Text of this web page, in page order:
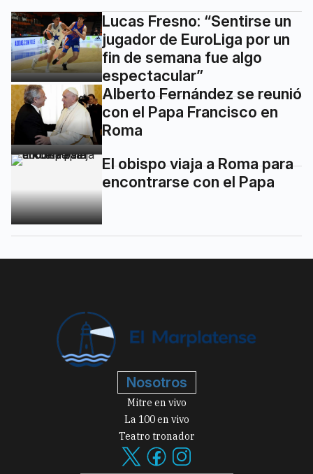
Lucas Fresno: “Sentirse un
jugador de EuroLiga por un
fin de semana fue algo
espectacular”
Alberto Fernández se reunió
con el Papa Francisco en
Roma
El obispo viaja a Roma para
encontrarse con el Papa
Nosotros
Mitre en vivo
La 100 en vivo
Teatro tronador